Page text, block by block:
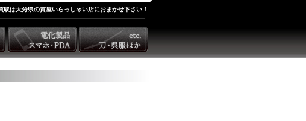
取は大分県の質屋いらっしゃい店におまかせ下さい！